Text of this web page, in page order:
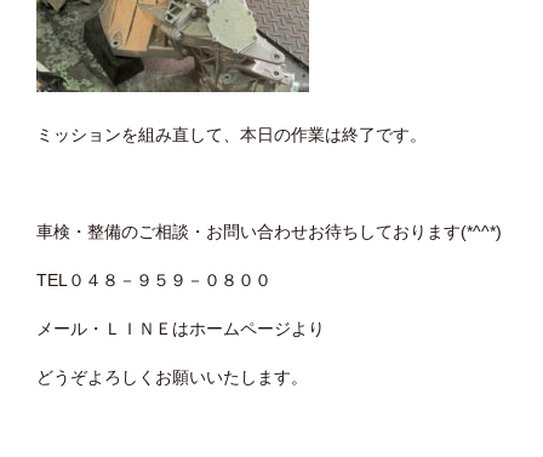
ミッションを組み直して、本日の作業は終了です。
車検・整備のご相談・お問い合わせお待ちしております(*^^*)
TEL０４８－９５９－０８００
メール・ＬＩＮＥはホームページより
どうぞよろしくお願いいたします。